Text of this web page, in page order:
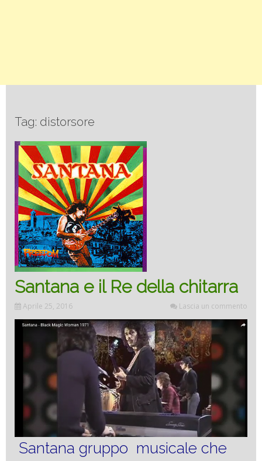
Tag: distorsore
Santana e il Re della chitarra
Aprile 25, 2016 Lascia un commento
Santana gruppo musicale che